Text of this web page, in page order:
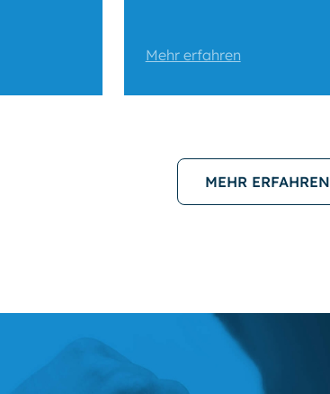
Mehr erfahren
MEHR ERFAHREN